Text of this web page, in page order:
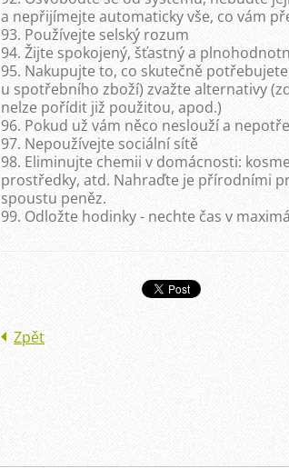
a nepřijímejte automaticky vše, co vám
93. Používejte selský rozum
94. Žijte spokojený, šťastný a
95. Nakupujte to, co skutečně
u spotřebního zboží) zvažte alternativy
nelze pořídit již použitou, apod.)
96. Pokud už vám něco neslouží a
97. Nepoužívejte sociální sítě
98. Eliminujte chemii v domácnosti:
prostředky, atd. Nahraďte je přírodními
spoustu peněz.
99. Odložte hodinky - nechte čas v
Zpět